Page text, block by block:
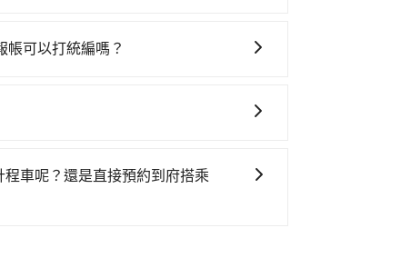
陌生人出現。尤其在新冠肺炎肆虐與防疫
可以打統編嗎？
可以輸入公司的抬頭與統編，同樣會在乘
到中壢車站再轉乘客運到六福村，
如果你
那麼可以選擇tripool的包車接送服務
車呢？還是直接預約到府搭乘